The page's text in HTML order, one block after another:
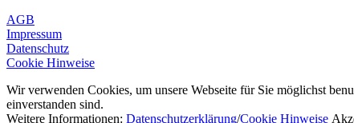
AGB
Impressum
Datenschutz
Cookie Hinweise
Wir verwenden Cookies, um unsere Webseite für Sie möglichst
einverstanden sind.
Weitere Informationen: Datenschutzerklärung/Cookie Hinweise